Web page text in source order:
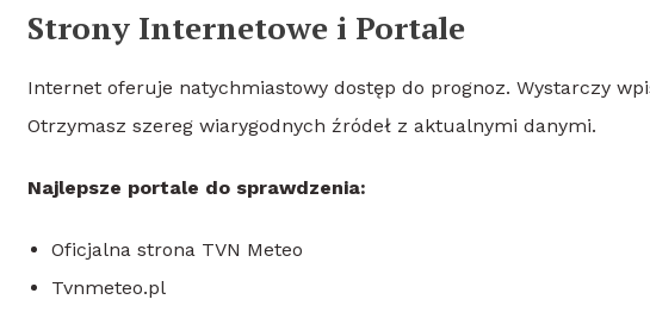
Strony Internetowe i Portale
Internet oferuje natychmiastowy dostęp do prognoz. Wystarczy
Otrzymasz szereg wiarygodnych źródeł z aktualnymi danymi.
Najlepsze portale do sprawdzenia:
Oficjalna strona TVN Meteo
Tvnmeteo.pl